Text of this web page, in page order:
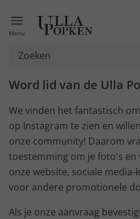
Menu
Word lid van de Ulla
We vinden het fantastisch
op Instagram te zien en
onze community! Daarom
toestemming om je foto's en
onze website, sociale
voor andere promotionele
Als je onze aanvraag